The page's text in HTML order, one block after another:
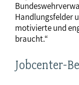
Handlungsfelder
motivierte und
braucht.“
Jobcenter-